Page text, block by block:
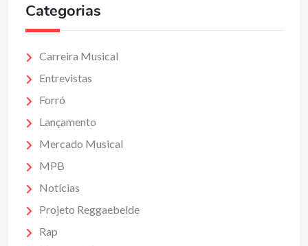
Categorias
Carreira Musical
Entrevistas
Forró
Lançamento
Mercado Musical
MPB
Notícias
Projeto Reggaebelde
Rap